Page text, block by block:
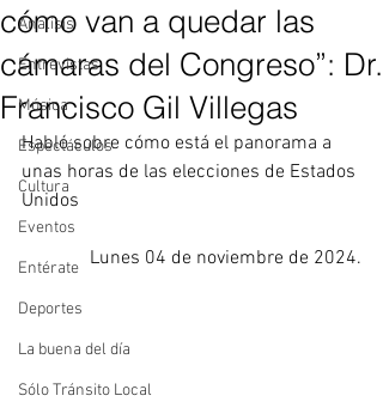
Analisis
Entrevistas
Música
Espectáculos
Cultura
Eventos
Entérate
Deportes
La buena del día
Sólo Tránsito Local
cómo van a quedar las
cámaras del Congreso”: Dr.
Francisco Gil Villegas
Habló sobre cómo está el panorama a
unas horas de las elecciones de Estados
Unidos
Lunes 04 de noviembre de 2024.